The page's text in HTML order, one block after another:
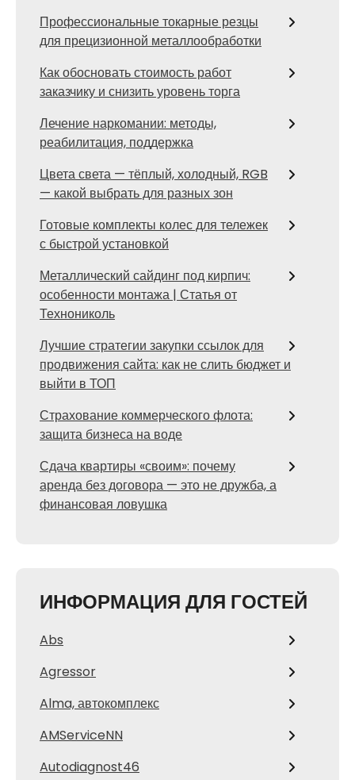
Профессиональные токарные резцы
для прецизионной металлообработки
Как обосновать стоимость работ
заказчику и снизить уровень торга
Лечение наркомании: методы,
реабилитация, поддержка
Цвета света — тёплый, холодный, RGB
— какой выбрать для разных зон
Готовые комплекты колес для тележек
с быстрой установкой
Металлический сайдинг под кирпич:
особенности монтажа | Статья от
Технониколь
Лучшие стратегии закупки ссылок для
продвижения сайта: как не слить бюджет и
выйти в ТОП
Страхование коммерческого флота:
защита бизнеса на воде
Сдача квартиры «своим»: почему
аренда без договора — это не дружба, а
финансовая ловушка
ИНФОРМАЦИЯ ДЛЯ ГОСТЕЙ
Abs
Agressor
Alma, автокомплекс
AMServiceNN
Autodiagnost46